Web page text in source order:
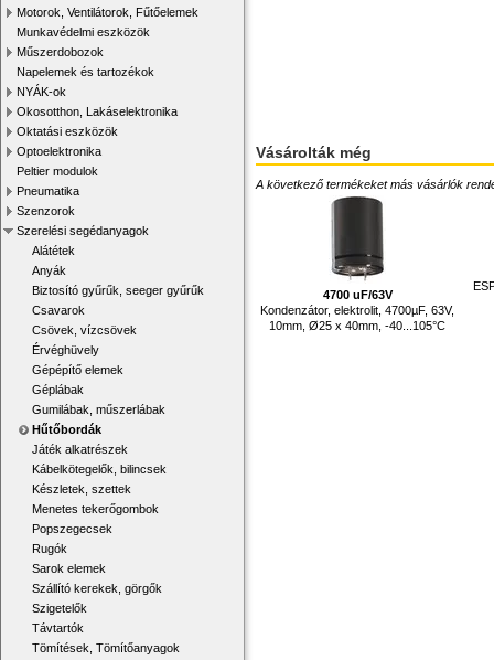
Motorok, Ventilátorok, Fűtőelemek
Munkavédelmi eszközök
Műszerdobozok
Napelemek és tartozékok
NYÁK-ok
Okosotthon, Lakáselektronika
Oktatási eszközök
Optoelektronika
Peltier modulok
Pneumatika
Szenzorok
Szerelési segédanyagok
Alátétek
Anyák
Biztosító gyűrűk, seeger gyűrűk
Csavarok
Csövek, vízcsövek
Érvéghüvely
Gépépítő elemek
Géplábak
Gumilábak, műszerlábak
Hűtőbordák
Játék alkatrészek
Kábelkötegelők, bilincsek
Készletek, szettek
Menetes tekerőgombok
Popszegecsek
Rugók
Sarok elemek
Szállító kerekek, görgők
Szigetelők
Távtartók
Tömítések, Tömítőanyagok
Vásárolták még
A következő termékeket más vásárlók
4700 uF/63V
Kondenzátor, elektrolit, 4700µF, 63V,
10mm, Ø25 x 40mm, -40...105°C